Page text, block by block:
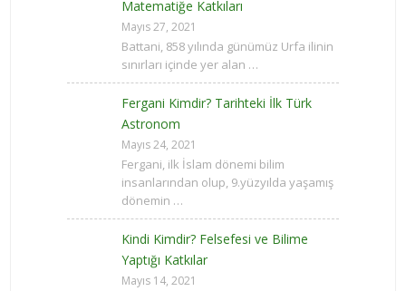
Matematiğe Katkıları
Mayıs 27, 2021
Battani, 858 yılında günümüz Urfa ilinin
sınırları içinde yer alan …
Fergani Kimdir? Tarihteki İlk Türk
Astronom
Mayıs 24, 2021
Fergani, ilk İslam dönemi bilim
insanlarından olup, 9.yüzyılda yaşamış
dönemin …
Kindi Kimdir? Felsefesi ve Bilime
Yaptığı Katkılar
Mayıs 14, 2021